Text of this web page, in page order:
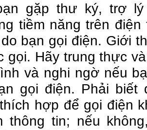
gặp thư ký, trợ
tiềm năng trên
bạn gọi điện. Giới
gọi. Hãy trung thực
và nghi ngờ nếu
gọi điện. Phải biết
hợp để gọi điện
thông tin; nếu